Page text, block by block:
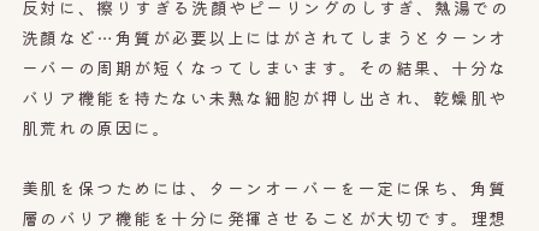
反対に 、擦りすぎる 洗顔やピーリングのしすぎ、熱湯での
洗顔など…角質が必要以上にはがされてしまうとターンオ
ーバーの周期が短くなってしまいます。その結果、十分な
バリア機能を持たない未熟な細胞が押し出され、乾燥肌や
肌荒れの原因に。
美肌を保つためには、ターンオーバーを一定に保ち、角質
層のバリア機能を十分に発揮させることが大切です。理想